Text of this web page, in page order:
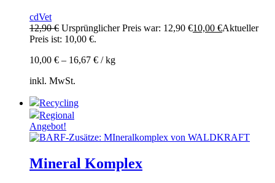
cdVet
12,90€ Ursprünglicher Preis war: 12,90 €10,00 €Aktueller
Preis ist: 10,00 €.
10,00 € – 16,67 € /kg
inkl. MwSt.
Recycling
Regional
Angebot!
Mineral Komplex